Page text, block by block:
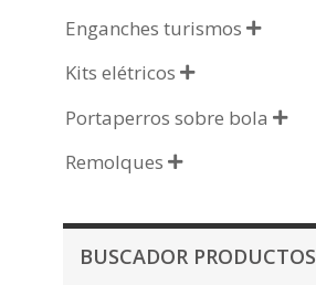
Enganches turismos 
Kits elétricos 
Portaperros sobre bola 
Remolques 
BUSCADOR PRODUCTOS